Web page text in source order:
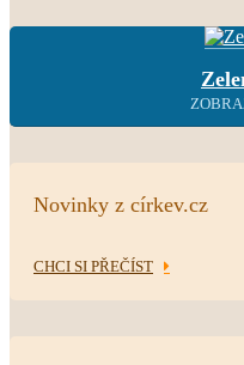
Novinky z církev.cz
CHCI SI PŘEČÍST